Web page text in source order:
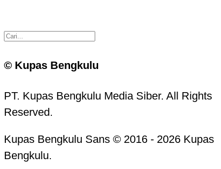
© Kupas Bengkulu
PT. Kupas Bengkulu Media Siber. All Rights
Reserved.
Kupas Bengkulu Sans © 2016 - 2026 Kupas
Bengkulu.